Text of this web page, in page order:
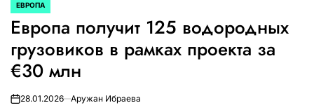
ОПУБЛИКОВАНО
В
ЕВРОПА
Европа получит 125 водородных
грузовиков в рамках проекта за
€30 млн
on28.01.2026 Аружан Ибраева